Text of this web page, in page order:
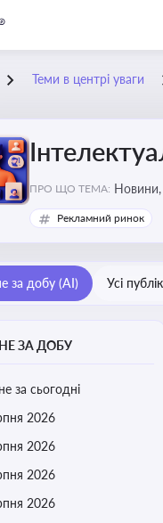
Теми в центрі уваги
ПРО ЩО ТЕМА: Новини,
марок,
Рекламний ринок
за добу (AI) Усі
ЗА ДОБУ
за сьогодні
2026
2026
2026
2026